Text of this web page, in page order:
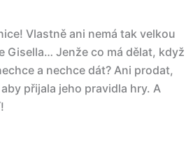
Vlastně ani nemá tak velkou
Gisella… Jenže co má dělat, když
a nechce dát? Ani prodat,
přijala jeho pravidla hry. A